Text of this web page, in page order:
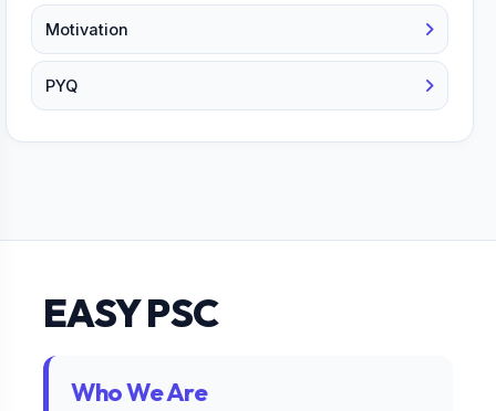
Motivation
PYQ
EASY PSC
Who We Are